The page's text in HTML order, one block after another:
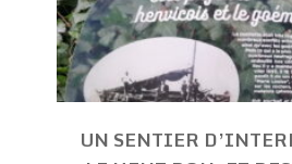
UN SENTIER